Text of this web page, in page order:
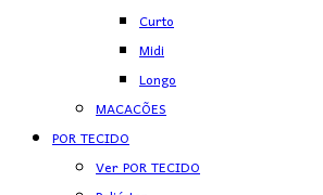
Curto
Midi
Longo
MACACÕES
POR TECIDO
Ver POR TECIDO